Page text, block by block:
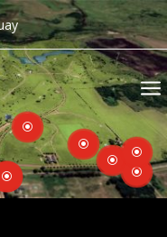
a
\
\
\
\
\
\
\